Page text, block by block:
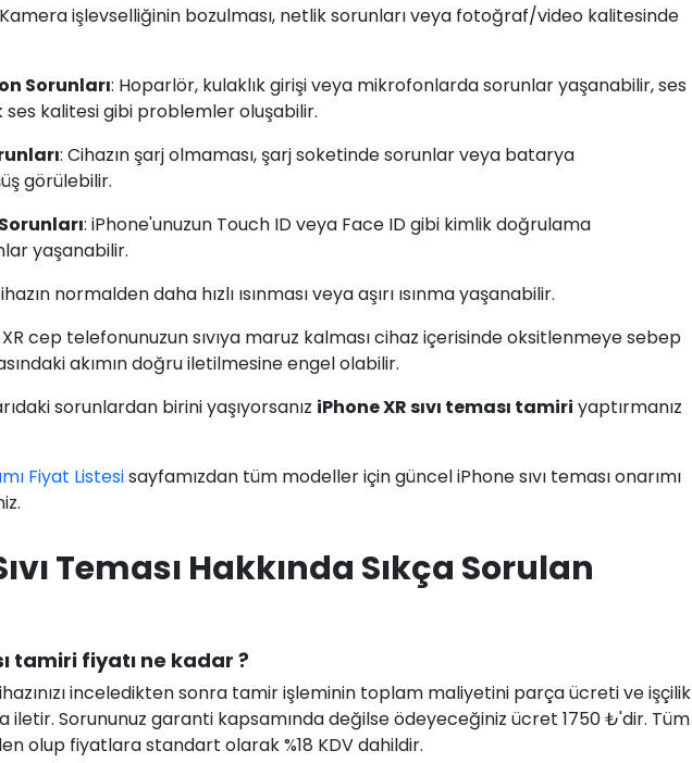
işlevselliğinin bozulması, netlik sorunları veya fotoğraf/video kalitesinde
Sorunları: Hoparlör, kulaklık girişi veya mikrofonlarda sorunlar yaşanabilir, ses
ses kalitesi gibi problemler oluşabilir.
: Cihazın şarj olmaması, şarj soketinde sorunlar veya batarya
görülebilir.
: iPhone'unuzun Touch ID veya Face ID gibi kimlik doğrulama
yaşanabilir.
normalden daha hızlı ısınması veya aşırı ısınma yaşanabilir.
cep telefonunuzun sıvıya maruz kalması cihaz içerisinde oksitlenmeye sebep
akımın doğru iletilmesine engel olabilir.
sorunlardan birini yaşıyorsanız iPhone XR sıvı teması tamiri yaptırmanız
Fiyat Listesisayfamızdan tüm modeller için güncel iPhone sıvı teması onarımı
Teması Hakkında Sıkça Sorulan
tamiri fiyatı ne kadar ?
inceledikten sonra tamir işleminin toplam maliyetini parça ücreti ve işçilik
iletir. Sorununuz garanti kapsamında değilse ödeyeceğiniz ücret 1750 ₺'dir. Tüm
olup fiyatlara standart olarak %18 KDV dahildir.